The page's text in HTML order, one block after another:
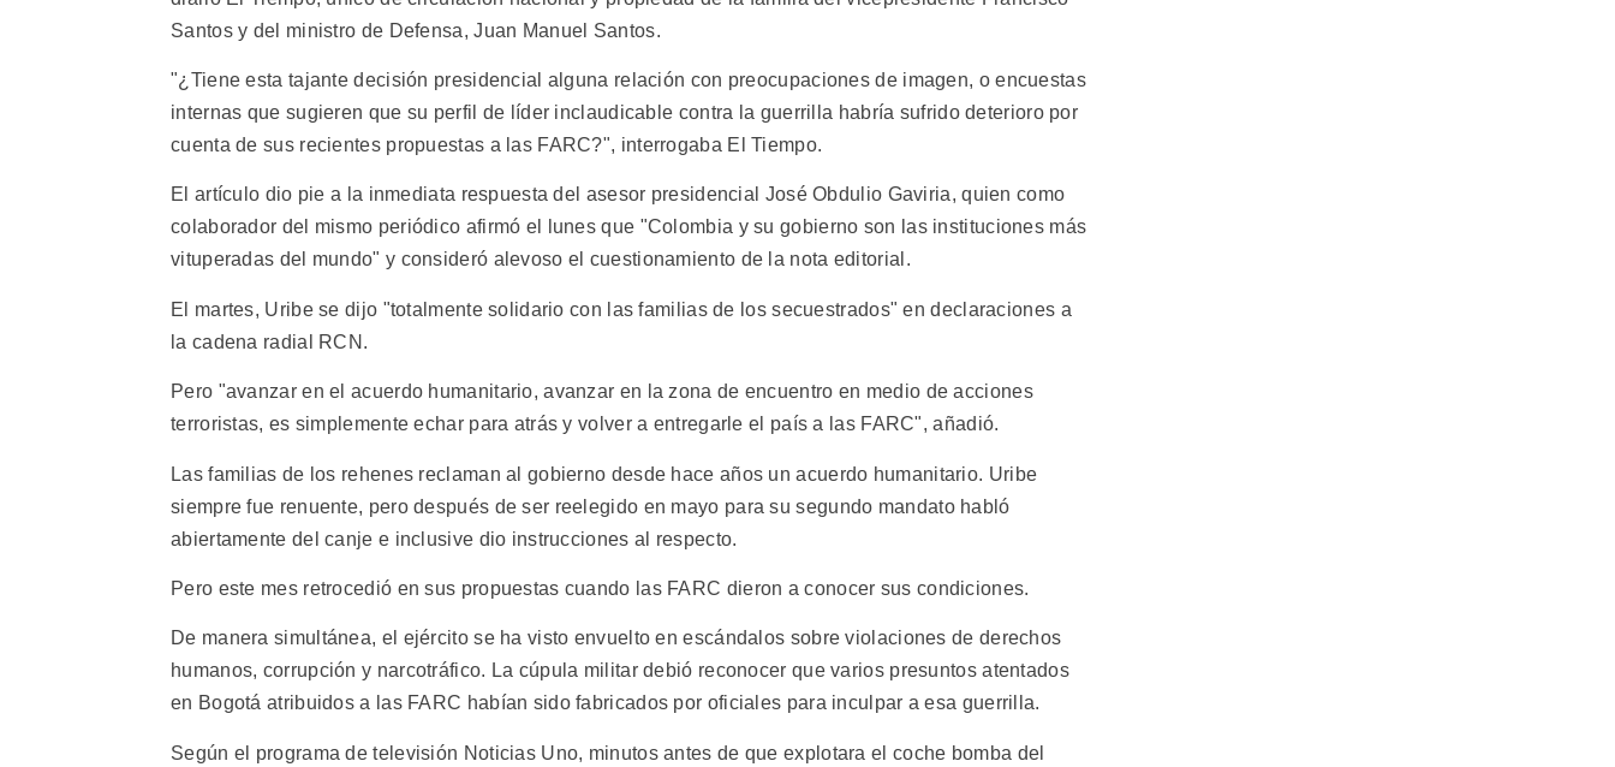
Santos y del ministro de Defensa, Juan Manuel Santos.
"¿Tiene esta tajante decisión presidencial alguna relación con preocupaciones de imagen, o encuestas
internas que sugieren que su perfil de líder inclaudicable contra la guerrilla habría sufrido deterioro por
cuenta de sus recientes propuestas a las FARC?", interrogaba El Tiempo.
El artículo dio pie a la inmediata respuesta del asesor presidencial José Obdulio Gaviria, quien como
colaborador del mismo periódico afirmó el lunes que "Colombia y su gobierno son las instituciones más
vituperadas del mundo" y consideró alevoso el cuestionamiento de la nota editorial.
El martes, Uribe se dijo "totalmente solidario con las familias de los secuestrados" en declaraciones a
la cadena radial RCN.
Pero "avanzar en el acuerdo humanitario, avanzar en la zona de encuentro en medio de acciones
terroristas, es simplemente echar para atrás y volver a entregarle el país a las FARC", añadió.
Las familias de los rehenes reclaman al gobierno desde hace años un acuerdo humanitario. Uribe
siempre fue renuente, pero después de ser reelegido en mayo para su segundo mandato habló
abiertamente del canje e inclusive dio instrucciones al respecto.
Pero este mes retrocedió en sus propuestas cuando las FARC dieron a conocer sus condiciones.
De manera simultánea, el ejército se ha visto envuelto en escándalos sobre violaciones de derechos
humanos, corrupción y narcotráfico. La cúpula militar debió reconocer que varios presuntos atentados
en Bogotá atribuidos a las FARC habían sido fabricados por oficiales para inculpar a esa guerrilla.
Según el programa de televisión Noticias Uno, minutos antes de que explotara el coche bomba del